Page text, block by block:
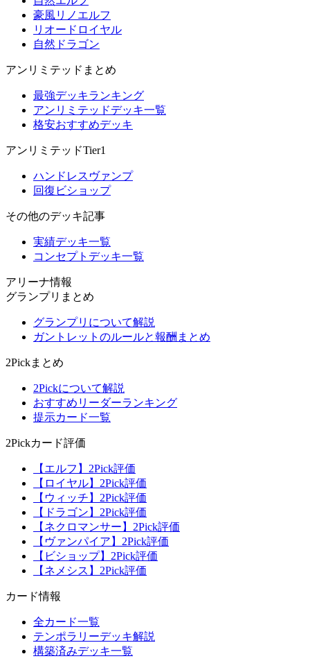
豪風リノエルフ
リオードロイヤル
自然ドラゴン
アンリミテッドまとめ
最強デッキランキング
アンリミテッドデッキ一覧
格安おすすめデッキ
アンリミテッドTier1
ハンドレスヴァンプ
回復ビショップ
その他のデッキ記事
実績デッキ一覧
コンセプトデッキ一覧
アリーナ情報
グランプリまとめ
グランプリについて解説
ガントレットのルールと報酬まとめ
2Pickまとめ
2Pickについて解説
おすすめリーダーランキング
提示カード一覧
2Pickカード評価
【エルフ】2Pick評価
【ロイヤル】2Pick評価
【ウィッチ】2Pick評価
【ドラゴン】2Pick評価
【ネクロマンサー】2Pick評価
【ヴァンパイア】2Pick評価
【ビショップ】2Pick評価
【ネメシス】2Pick評価
カード情報
全カード一覧
テンポラリーデッキ解説
構築済みデッキ一覧